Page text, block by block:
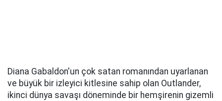
Diana Gabaldon'un çok satan romanından uyarlanan
ve büyük bir izleyici kitlesine sahip olan Outlander,
ikinci dünya savaşı döneminde bir hemşirenin gizemli